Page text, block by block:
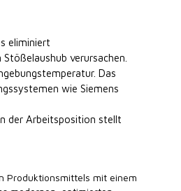
eliminiert
verursachen.
Das
wie Siemens
der Arbeitsposition stellt
Produktionsmittels mit einem